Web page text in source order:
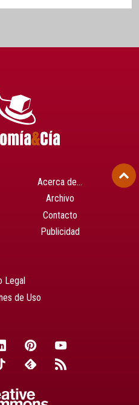
Acerca de…
Archivo
Contacto
Publicidad
Legal
de Uso